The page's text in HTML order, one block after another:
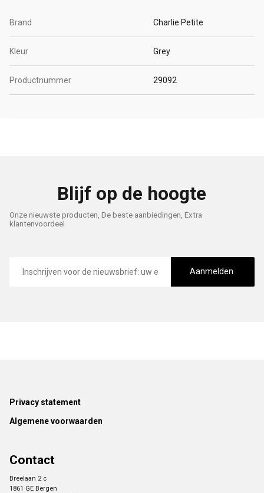
Brand Charlie Petite
Kleur Grey
Productnummer 29092
Blijf op de hoogte
Onze nieuwste producten, De beste aanbiedingen, Extra
klantenvoordeel
mailadres
Aanmelden
Footer
Privacy statement
Algemene voorwaarden
Contact
Breelaan 2 c
1861 GE Bergen